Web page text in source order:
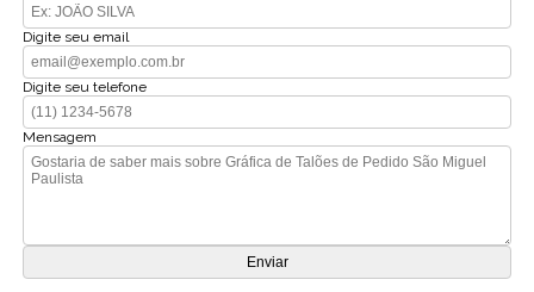
Digite seu email
Digite seu telefone
Mensagem